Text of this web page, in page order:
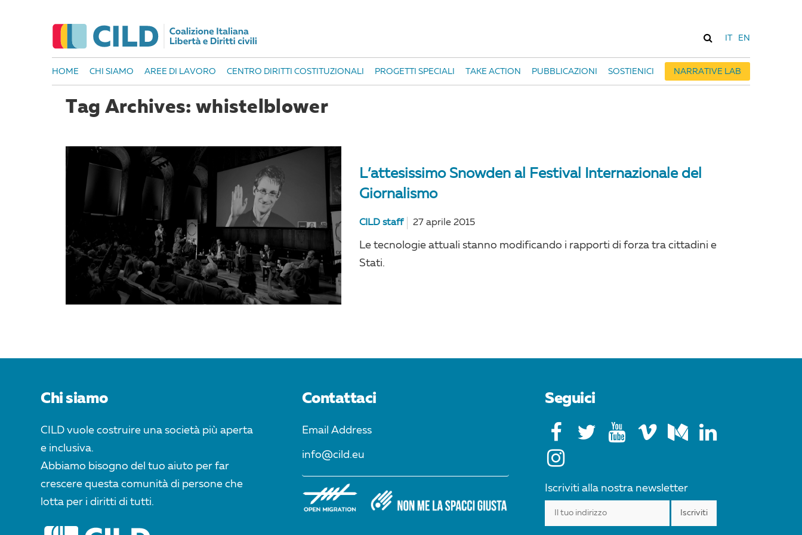
EN
HOME CHI SIAMO AREE DI LAVORO CENTRO DIRITTI COSTITUZIONALI PROGETTI SPECIALI TAKE ACTION PUBBLICAZIONI SOSTIENICI NARRATIVE LAB
Tag Archives: whistelblower
L’attesissimo Snowden al Festival Internazionale del
Giornalismo
CILD staff 27 aprile 2015
Le tecnologie attuali stanno modificando i rapporti di forza tra cittadini e
Stati.
Chi siamo
CILD vuole costruire una società più aperta
e inclusiva.
Abbiamo bisogno del tuo aiuto per far
crescere questa comunità di persone che
lotta per i diritti di tutti.
Contattaci
Email Address
info@cild.eu
Seguici
Iscriviti alla nostra newsletter